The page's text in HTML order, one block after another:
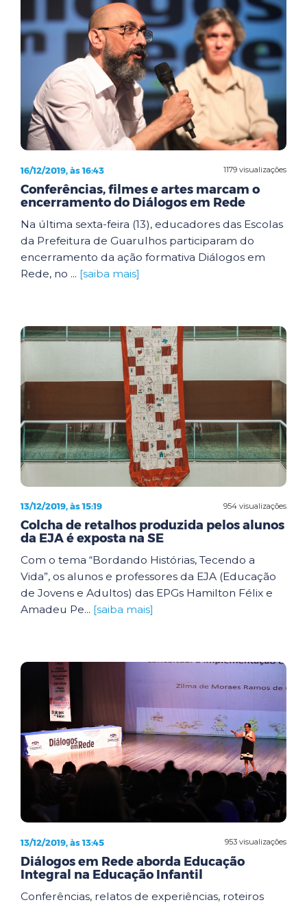
1179 visualizações
16/12/2019, às 16:43
Conferências, filmes e artes marcam o
encerramento do Diálogos em Rede
Na última sexta-feira (13), educadores das Escolas
da Prefeitura de Guarulhos participaram do
encerramento da ação formativa Diálogos em
Rede, no ... [saiba mais]
954 visualizações
13/12/2019, às 15:19
Colcha de retalhos produzida pelos alunos
da EJA é exposta na SE
Com o tema “Bordando Histórias, Tecendo a
Vida”, os alunos e professores da EJA (Educação
de Jovens e Adultos) das EPGs Hamilton Félix e
Amadeu Pe... [saiba mais]
953 visualizações
13/12/2019, às 13:45
Diálogos em Rede aborda Educação
Integral na Educação Infantil
Conferências, relatos de experiências, roteiros